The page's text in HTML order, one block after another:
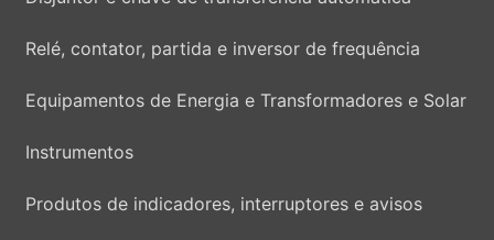
Relé, contator, partida e inversor de frequência
Equipamentos de Energia e Transformadores e Solar
Instrumentos
Produtos de indicadores, interruptores e avisos